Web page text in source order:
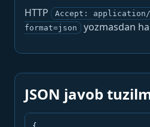
HTTP
Accept:
format=json
yozmasdan
JSON javob